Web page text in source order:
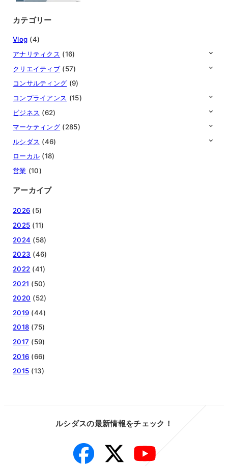
カテゴリー
Vlog (4)
アナリティクス (16)
クリエイティブ (57)
コンサルティング (9)
コンプライアンス (15)
ビジネス (62)
マーケティング (285)
ルシダス (46)
ローカル (18)
営業 (10)
アーカイブ
2026 (5)
2025 (11)
2024 (58)
2023 (46)
2022 (41)
2021 (50)
2020 (52)
2019 (44)
2018 (75)
2017 (59)
2016 (66)
2015 (13)
ルシダスの最新情報をチェック！
Facebook Twitter YouTube